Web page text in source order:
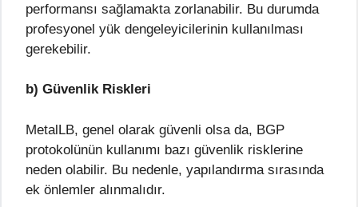
performansı sağlamakta zorlanabilir. Bu durumda
profesyonel yük dengeleyicilerinin kullanılması
gerekebilir.
b) Güvenlik Riskleri
MetalLB, genel olarak güvenli olsa da, BGP
protokolünün kullanımı bazı güvenlik risklerine
neden olabilir. Bu nedenle, yapılandırma sırasında
ek önlemler alınmalıdır.